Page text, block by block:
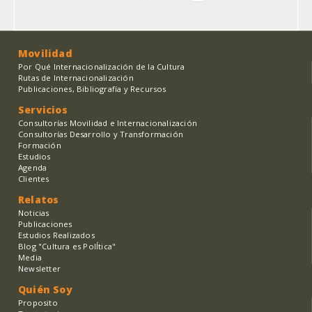
página
Movilidad
Por Qué Internacionalización de la Cultura
Rutas de Internacionalización
Publicaciones, Bibliografía y Recursos
Servicios
Consultorías Movilidad e Internacionalización
Consultorías Desarrollo y Transformación
Formación
Estudios
Agenda
Clientes
Relatos
Noticias
Publicaciones
Estudios Realizados
Blog "Cultura es PolÍtica"
Media
Newsletter
Quién Soy
Proposito